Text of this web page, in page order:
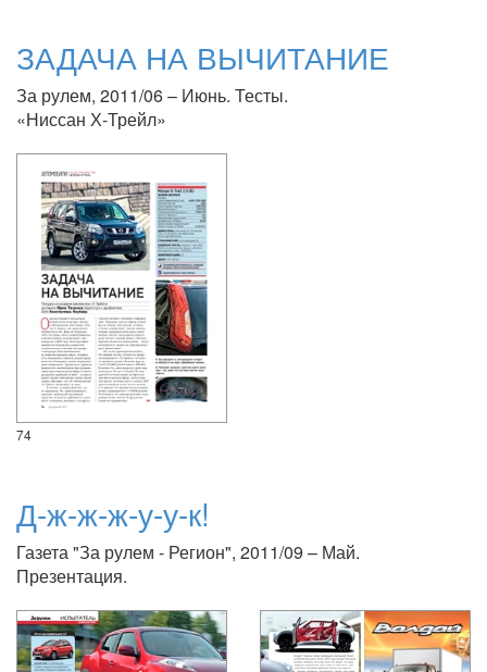
ЗАДАЧА НА ВЫЧИТАНИЕ
За рулем, 2011/06 – Июнь. Тесты.
«Ниссан Х-Трейл»
74
Д-ж-ж-ж-у-у-к!
Газета "За рулем - Регион", 2011/09 – Май.
Презентация.